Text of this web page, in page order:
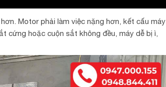
Motor phải làm việc nặng hơn, kết cấu máy
cứng hoặc cuộn sắt không đều, máy dễ bị ì,